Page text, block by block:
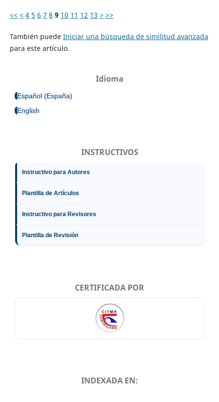
<< < 4 5 6 7 8 9 10 11 12 13 > >>
También puede Iniciar una búsqueda de similitud avanzada
para este artículo.
Idioma
Español (España)
English
INSTRUCTIVOS
Instructivo para Autores
Plantilla de Artículos
Instructivo para Revisores
Plantilla de Revisión
CERTIFICADA POR
INDEXADA EN: